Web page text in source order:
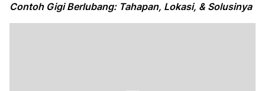
Contoh Gigi Berlubang: Tahapan, Lokasi, & Solusinya